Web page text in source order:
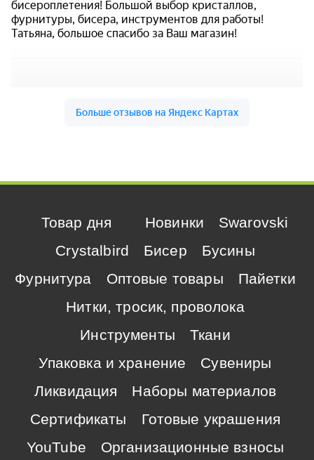
Товар дня Новинки
Swarovski
Crystalbird
Бисер
Бусины
Фурнитура
Оптовые товары
Пайетки
Нитки, тросик, проволока
Инструменты
Ткани
Упаковка и хранение
Сувениры
Ликвидация
Наборы материалов
Сертификаты
Готовые украшения
YouTube
Организационные взносы